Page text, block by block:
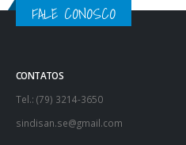
FALE CONOSCO
CONTATOS
Tel.: (79) 3214-3650
sindisan.se@gmail.com